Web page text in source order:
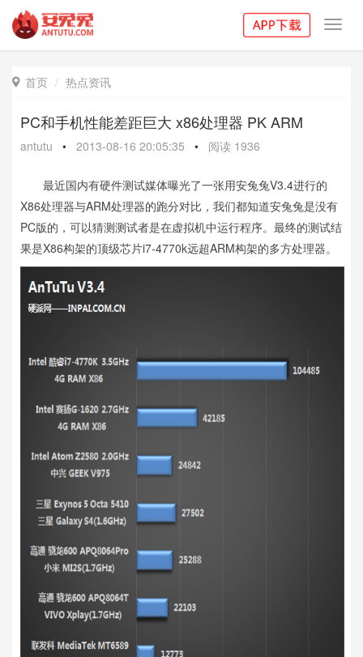
 首页 热点资讯
PC和手机性能差距巨大 x86处理器 PK ARM
antutu • 2013-08-16 20:05:35 • 阅读 1936
最近国内有硬件测试媒体曝光了一张用安兔兔V3.4进行的
X86处理器与ARM处理器的跑分对比，我们都知道安兔兔是没有
PC版的，可以猜测测试者是在虚拟机中运行程序。最终的测试结
果是X86构架的顶级芯片i7-4770k远超ARM构架的多方处理器。